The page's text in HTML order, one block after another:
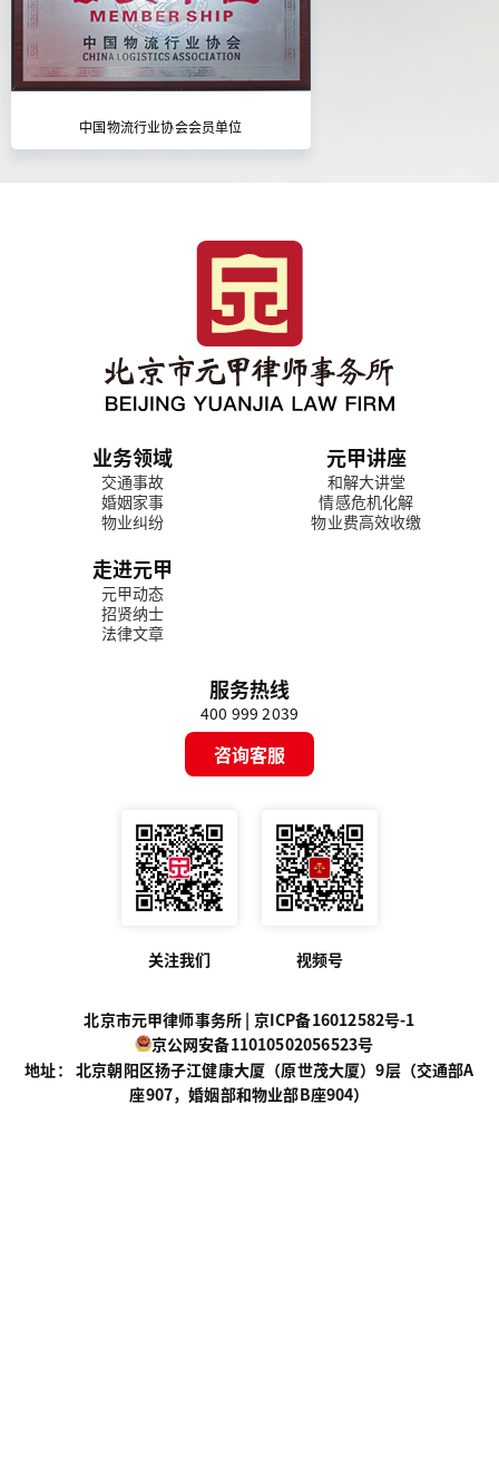
中国物流行业协会会员单位
业务领域
交通事故
婚姻家事
物业纠纷
元甲讲座
和解大讲堂
情感危机化解
物业费高效收缴
走进元甲
元甲动态
招贤纳士
法律文章
服务热线
400 999 2039
咨询客服
关注我们 视频号
北京市元甲律师事务所 | 京ICP备16012582号-1
京公网安备11010502056523号
地址： 北京朝阳区扬子江健康大厦（原世茂大厦）9层（交通部A
座907，婚姻部和物业部B座904）